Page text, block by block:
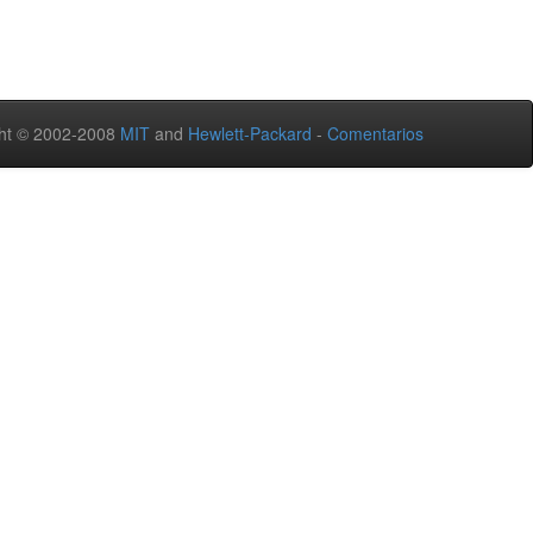
© 2002-2008 MIT and Hewlett-Packard - Comentarios